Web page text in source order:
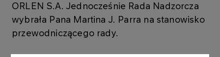
ORLEN S.A. Jednocześnie Rada Nadzorcza
wybrała Pana Martina J. Parra na stanowisko
przewodniczącego rady.